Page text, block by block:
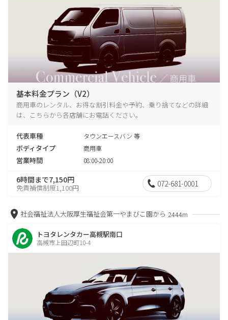
基本料金プラン（V2）
商用車のレンタル、お得な割引料金や予約、乗り捨てなどの詳細
は、こちらから各店舗にお電話ください。
代表車種 タウンエースバン 等
ボディタイプ 商用車
営業時間 08:00-20:00
6時間まで7,150円
免責補償制度1,100円 072-681-0001
社会福祉法人大阪厚生福祉会第一やまびこ園から 2444m
トヨタレンタカー高槻駅南口
高槻市上田辺町10-4